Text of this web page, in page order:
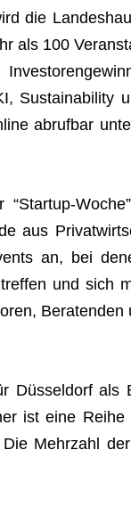
die
als 100
Sus­taina­bi­lity
abruf­bar
aus
an, bei
und sich
Bera­ten­den
Düs­sel­dorf als
ist eine Reihe
Mehr­zahl